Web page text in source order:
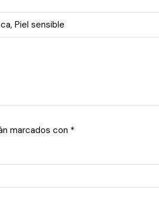
, Piel sensible
marcados con *